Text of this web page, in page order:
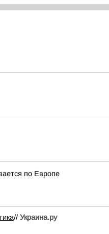
по Европе
// Украина.ру